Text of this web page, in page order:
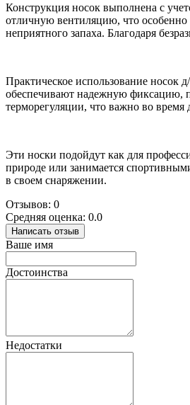
Конструкция носок выполнена с
отличную вентиляцию, что особенно
неприятного запаха. Благодаря
Практическое использование носок
обеспечивают надежную фиксацию,
терморегуляции, что важно во
Эти носки подойдут как для
природе или занимается
в своем снаряжении.
Отзывов: 0
Средняя оценка: 0.0
Написать отзыв
Ваше имя
Достоинства
Недостатки